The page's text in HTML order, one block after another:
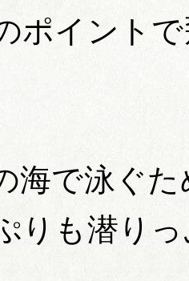
ポイント
海で泳ぐ
りも潜り